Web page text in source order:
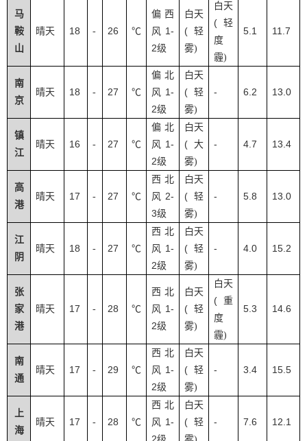
马
鞍
山
晴天 18 - 26 ℃
偏西
风 1-
2级
白天
( 轻
雾)
白天
( 轻
度
霾)
5.1 11.7
南
京
晴天 18 - 27 ℃
偏北
风 1-
2级
白天
( 轻
雾)
- 6.2 13.0
镇
江
晴天 16 - 27 ℃
偏北
风 1-
2级
白天
( 大
雾)
- 4.7 13.4
高
港
晴天 17 - 27 ℃
西北
风 2-
3级
白天
( 轻
雾)
- 5.8 13.0
江
阴
晴天 18 - 27 ℃
西北
风 1-
2级
白天
( 轻
雾)
- 4.0 15.2
张
家
港
晴天 17 - 28 ℃
西北
风 1-
2级
白天
( 轻
雾)
白天
( 重
度
霾)
5.3 14.6
南
通
晴天 17 - 29 ℃
西北
风 1-
2级
白天
( 轻
雾)
- 3.4 15.5
上
海
晴天 17 - 28 ℃
西北
风 1-
白天
( 轻
- 7.6 12.1